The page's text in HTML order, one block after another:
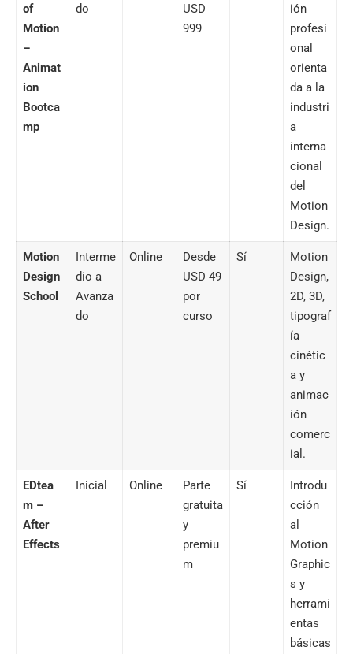
of
Motion
–
Animat
ion
Bootca
mp
do
USD
999
ión
profesi
onal
orienta
da a la
industri
a
interna
cional
del
Motion
Design.
Motion
Design
School
Interme
dio a
Avanza
do
Online
Desde
USD 49
por
curso
Sí
Motion
Design,
2D, 3D,
tipograf
ía
cinétic
a y
animac
ión
comerc
ial.
EDtea
m –
After
Effects
Inicial Online
Parte
gratuita
y
premiu
m
Sí
Introdu
cción
al
Motion
Graphic
s y
herrami
entas
básicas